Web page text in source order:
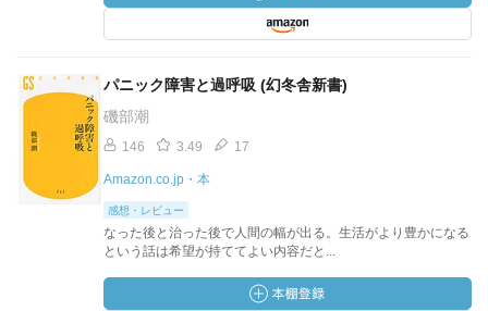
パニック障害と過呼吸 (幻冬舎新書)
磯部潮
146 3.49 17
Amazon.co.jp・本
感想・レビュー
なった後と治った後で人間の幅が出る。生活がより豊かになる
という話は希望が持ててよい内容だと...